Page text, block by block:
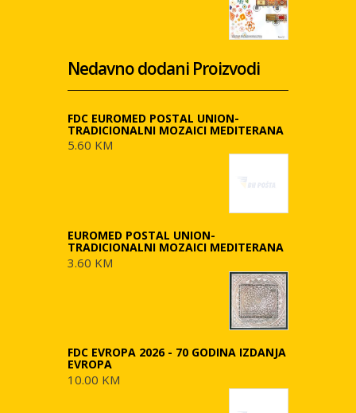
Nedavno dodani Proizvodi
FDC EUROMED POSTAL UNION-
TRADICIONALNI MOZAICI MEDITERANA
5.60 KM
EUROMED POSTAL UNION-
TRADICIONALNI MOZAICI MEDITERANA
3.60 KM
FDC EVROPA 2026 - 70 GODINA IZDANJA
EVROPA
10.00 KM